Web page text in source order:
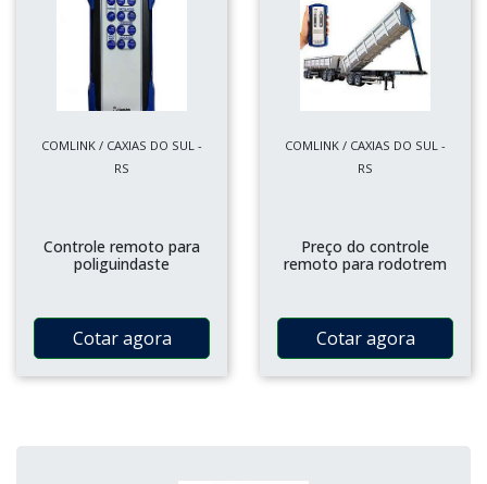
COMLINK / CAXIAS DO SUL -
RS
Controle remoto para
poliguindaste
Cotar agora
COMLINK / CAXIAS DO SUL -
RS
Preço do controle
remoto para rodotrem
Cotar agora